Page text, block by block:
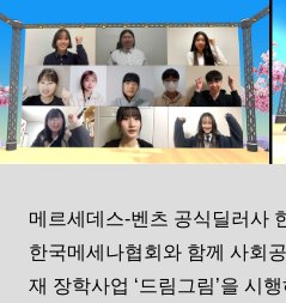
메르세데스-벤츠 공식딜러사
한국메세나협회와 함께 사회
재 장학사업 ‘드림그림’을 시